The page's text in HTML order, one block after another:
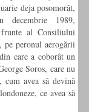
deja posomorât,
decembrie 1989,
al Consiliului
peronul aerogării
care a coborât un
Soros, care nu
avea să devină
ce avea să